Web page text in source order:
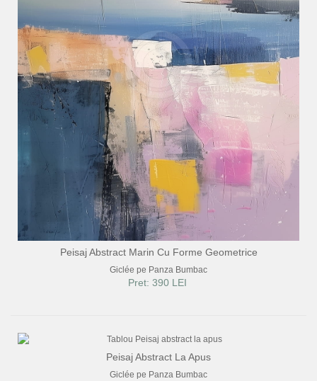
Peisaj Abstract Marin Cu Forme Geometrice
Giclée pe Panza Bumbac
Pret: 390 LEI
Peisaj Abstract La Apus
Giclée pe Panza Bumbac